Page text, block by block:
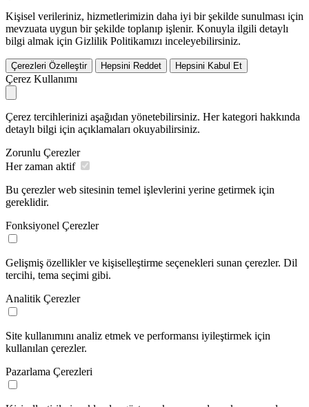
Kişisel verileriniz, hizmetlerimizin daha iyi bir şekilde sunulması için
mevzuata uygun bir şekilde toplanıp işlenir. Konuyla ilgili detaylı
bilgi almak için Gizlilik Politikamızı inceleyebilirsiniz.
Çerezleri Özelleştir Hepsini Reddet Hepsini Kabul Et
Çerez Kullanımı
Çerez tercihlerinizi aşağıdan yönetebilirsiniz. Her kategori hakkında
detaylı bilgi için açıklamaları okuyabilirsiniz.
Zorunlu Çerezler
Her zaman aktif
Bu çerezler web sitesinin temel işlevlerini yerine getirmek için
gereklidir.
Fonksiyonel Çerezler
Gelişmiş özellikler ve kişiselleştirme seçenekleri sunan çerezler. Dil
tercihi, tema seçimi gibi.
Analitik Çerezler
Site kullanımını analiz etmek ve performansı iyileştirmek için
kullanılan çerezler.
Pazarlama Çerezleri